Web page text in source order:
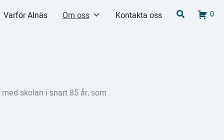
Varför Alnäs Om oss Kontakta oss Search 0
skolan i snart 85 år, som